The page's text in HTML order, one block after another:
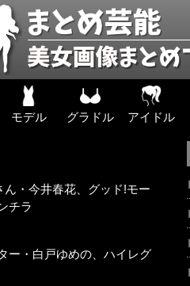
モデル グラドル アイドル
ん・今井春花、グッド!モー
チラ
ー・白戸ゆめの、ハイレグ